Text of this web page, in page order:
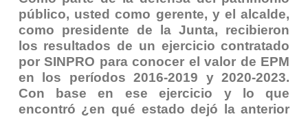
público, usted como gerente, y el alcalde,
como presidente de la Junta, recibieron
los resultados de un ejercicio contratado
por SINPRO para conocer el valor de EPM
en los períodos 2016-2019 y 2020-2023.
Con base en ese ejercicio y lo que
encontró ¿en qué estado dejó la anterior